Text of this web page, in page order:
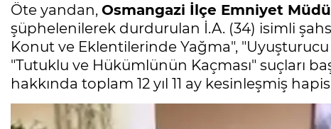
Öte yandan, Osmangazi İlçe Emniyet
şüphelenilerek durdurulan İ.A. (34) isimli
Konut ve Eklentilerinde Yağma",
"Tutuklu ve Hükümlünün Kaçması" suçları
hakkında toplam 12 yıl 11 ay kesinleşmiş